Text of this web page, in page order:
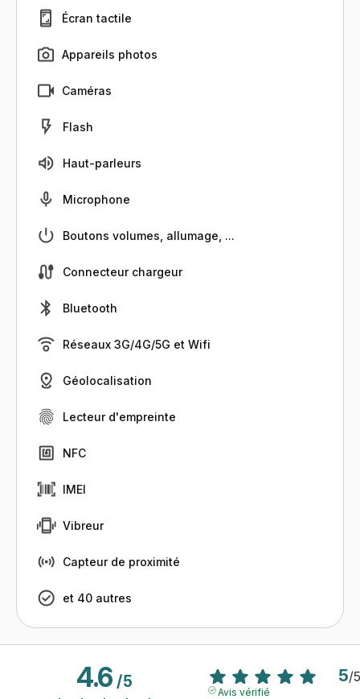
Écran tactile
Appareils photos
Caméras
Flash
Haut-parleurs
Microphone
Boutons volumes, allumage, ...
Connecteur chargeur
Bluetooth
Réseaux 3G/4G/5G et Wifi
Géolocalisation
Lecteur d'empreinte
NFC
IMEI
Vibreur
Capteur de proximité
et 40 autres
4.6/5 5/5
Avis vérifié